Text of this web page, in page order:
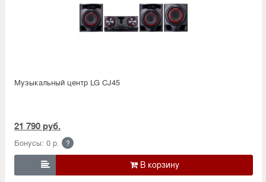
Музыкальный центр LG CJ45
21 790 руб.
Бонусы: 0 р. ?
